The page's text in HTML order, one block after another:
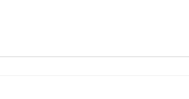
Cristiano Ronaldo revela garagem